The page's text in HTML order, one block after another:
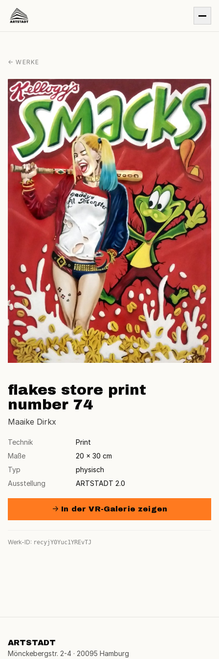
← WERKE
flakes store print
number 74
Maaike Dirkx
Technik
Print
Maße
20 × 30 cm
Typ
physisch
Ausstellung
ARTSTADT 2.0
→ In der VR-Galerie zeigen
Werk-ID: recyjY0Yuc1YREvTJ
ARTSTADT
Mönckebergstr. 2-4 · 20095 Hamburg